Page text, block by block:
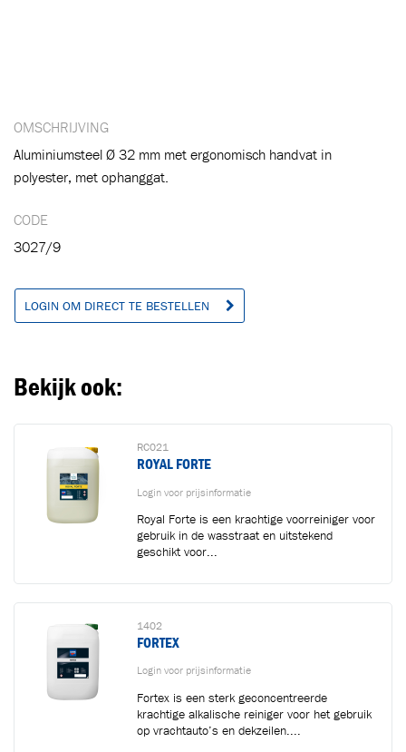
OMSCHRIJVING
Aluminiumsteel Ø 32 mm met ergonomisch handvat in
polyester, met ophanggat.
CODE
3027/9
LOGIN OM DIRECT TE BESTELLEN
Bekijk ook:
RC021
ROYAL FORTE
Login voor prijsinformatie
Royal Forte is een krachtige voorreiniger voor
gebruik in de wasstraat en uitstekend
geschikt voor...
1402
FORTEX
Login voor prijsinformatie
Fortex is een sterk geconcentreerde
krachtige alkalische reiniger voor het gebruik
op vrachtauto’s en dekzeilen....